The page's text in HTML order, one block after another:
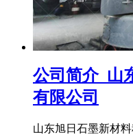
公司简介_山
有限公司
山东旭日石墨新材